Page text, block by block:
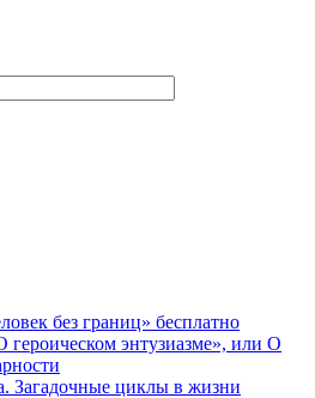
без границ» бесплатно
энтузиазме», или О
Загадочные циклы в жизни